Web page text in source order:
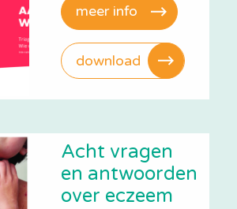
meer info
download
Acht vragen
en antwoorden
over eczeem